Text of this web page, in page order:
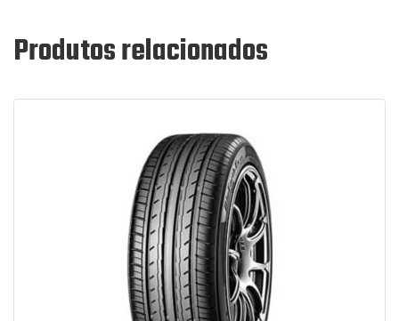
Produtos relacionados